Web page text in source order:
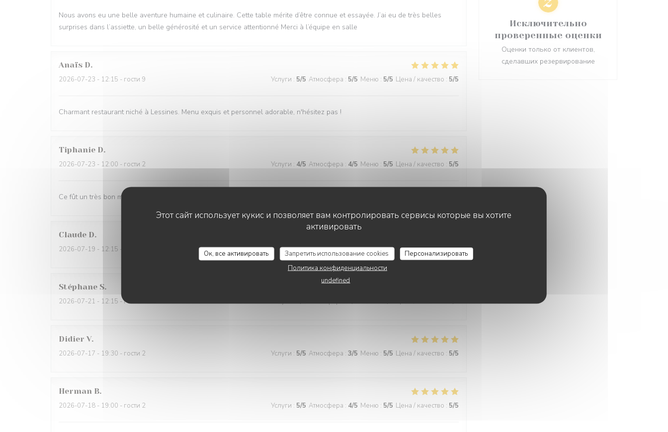
Этот сайт использует кукис и позволяет вам контролировать сервисы которые вы хотите
активировать
Ок, все активировать Запретить использование cookies
Персонализировать
Политика конфиденциальности
undefined
Nous avons eu une belle aventure humaine et culinaire. Cette table mérite d’être connue et essayée. J’ai eu de très belles
surprises dans l’assiette, un belle générosité et un service attentionné Merci à l’équipe en salle
Anaïs D
2026-07-23 - 12:15 - гости 9 Услуги : 5/5 Атмосфера : 5/5 Меню : 5/5 Цена / качество : 5/5
Charmant restaurant niché à Lessines. Menu exquis et personnel adorable, n'hésitez pas !
Tiphanie D
2026-07-23 - 12:00 - гости 2 Услуги : 4/5 Атмосфера : 4/5 Меню : 5/5 Цена / качество : 5/5
Ce fût un très bon moment. Des mets succulents et une belle présentation, avec une belle générosité. Je recommande.
Claude D
2026-07-19 - 12:15 - гости 2 Услуги:5/5 Атмосфера:4/5 Меню:5/5 Цена / качество:5/5
Stéphane S
2026-07-21 - 12:15 - гости 2 Услуги:5/5 Атмосфера:5/5 Меню:5/5 Цена / качество:5/5
Didier V
2026-07-17 - 19:30 - гости 2 Услуги : 5/5 Атмосфера : 3/5 Меню : 5/5 Цена / качество : 5/5
Herman B
2026-07-18 - 19:00 - гости 2 Услуги : 5/5 Атмосфера : 4/5 Меню : 5/5 Цена / качество : 5/5
Исключительно
проверенные оценки
Оценки только от клиентов,
сделавших резервирование